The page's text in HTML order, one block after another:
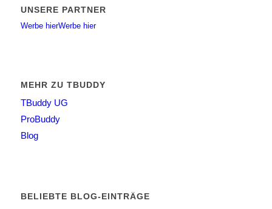
UNSERE PARTNER
Werbe hierWerbe hier
MEHR ZU TBUDDY
TBuddy UG
ProBuddy
Blog
BELIEBTE BLOG-EINTRÄGE